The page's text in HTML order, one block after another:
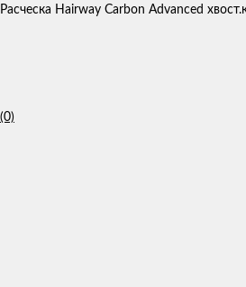
Расческа Hairway Carbon Advanced
(0)